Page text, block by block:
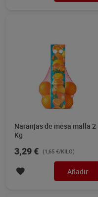
Naranjas de mesa malla 2
Kg
3,29 € (1,65 €/KILO)
Añadir